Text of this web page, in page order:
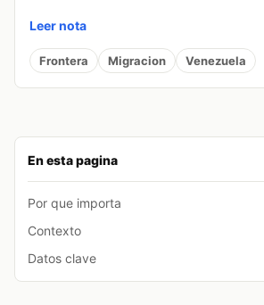
En esta pagina
Por que importa
Contexto
Datos clave
Leer nota
Frontera Migracion Venezuela